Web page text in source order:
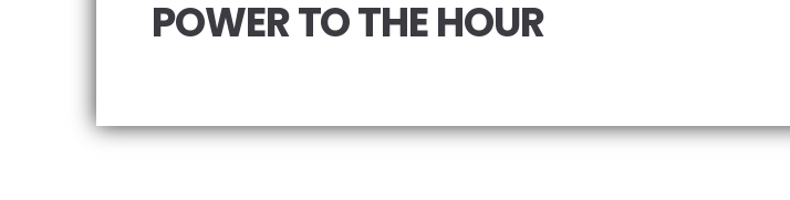
POWER TO THE HOUR